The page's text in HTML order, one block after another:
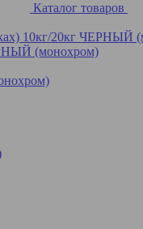
Каталог товаров
10кг/20кг ЧЕРНЫЙ
(монохром)